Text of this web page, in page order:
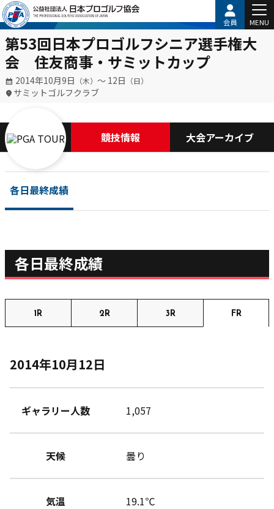
会員 MENU
第53回日本プロゴルフシニア選手権大
会 住友商事・サミットカップ
2014年10月9日 （木） 〜 12日 （日）
サミットゴルフクラブ
競技情報 大会アーカイブ
各日最終成績
各日最終成績
1R 2R 3R FR
2014年10月12日
ギャラリー人数 1,057
天候 曇り
気温 19.1℃